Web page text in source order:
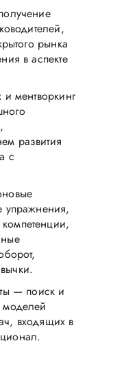
рынка
в аспекте
ментворкинг
развития
с
упражнения,
— поиск и
моделей
входящих в